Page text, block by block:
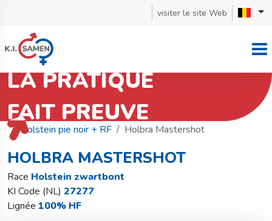
visiter le site Web
LA PRATIQUE
FAIT PREUVE
Retourner à la recherche de taureaux
Holstein pie noir + RF
Holbra Mastershot
HOLBRA MASTERSHOT
Race Holstein zwartbont
KI Code (NL) 27277
Lignée 100% HF